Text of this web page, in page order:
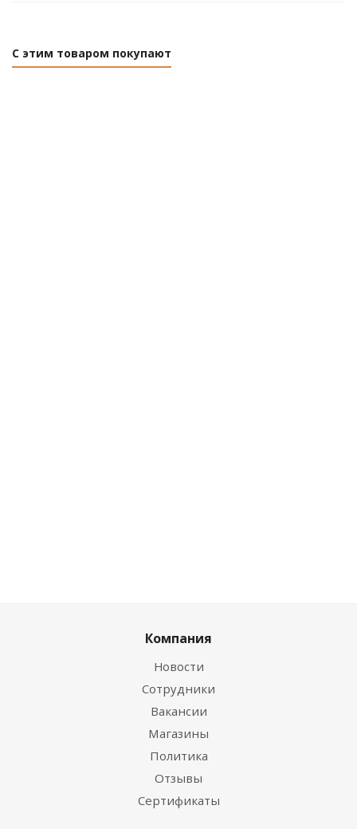
С этим товаром покупают
Компания
Новости
Сотрудники
Вакансии
Магазины
Политика
Отзывы
Сертификаты